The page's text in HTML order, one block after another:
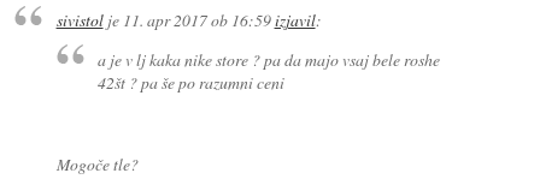
sivistolje 11. apr 2017 ob 16:59izjavil:
a je v lj kaka nike store ? pa da majo vsaj bele roshe
42št ? pa še po razumni ceni
Mogoče tle?